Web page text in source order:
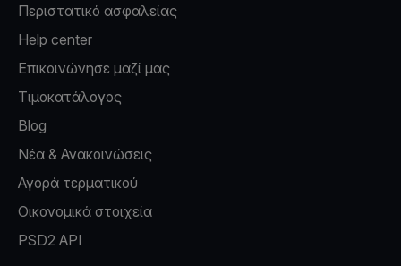
Περιστατικό ασφαλείας
Help center
Επικοινώνησε μαζί μας
Τιμοκατάλογος
Blog
Νέα & Ανακοινώσεις
Αγορά τερματικού
Οικονομικά στοιχεία
PSD2 API